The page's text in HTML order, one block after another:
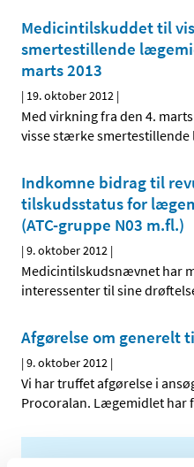
Medicintilskuddet til
smertestillende
marts 2013
| 19. oktober 2012 |
Med virkning fra den 4.
visse stærke smertestillende
Indkomne bidrag til
tilskudsstatus for
(ATC-gruppe N03 m.fl.)
|9. oktober 2012 |
Medicintilskudsnævnet har
interessenter til sine
Afgørelse om generelt
|9. oktober 2012 |
Vi har truffet afgørelse i
Procoralan. Lægemidlet har